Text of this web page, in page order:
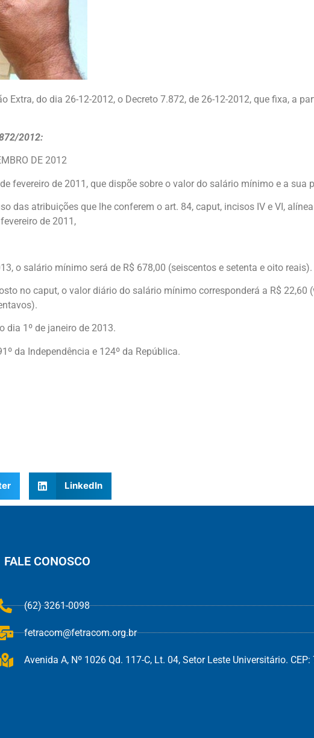
Extra, do dia 26-12-2012, o Decreto 7.872, de 26-12-2012, que fixa, a
2012:
DE 2012
fevereiro de 2011, que dispõe sobre o valor do salário mínimo e a
das atribuições que lhe conferem o art. 84, caput, incisos IV e VI,
de 2011,
o salário mínimo será de R$ 678,00 (seiscentos e setenta e oito reais).
no caput, o valor diário do salário mínimo corresponderá a R$ 22,60
dia 1º de janeiro de 2013.
da Independência e 124º da República.
LinkedIn
FALE CONOSCO
(62) 3261-0098
fetracom@fetracom.org.br
Avenida A, Nº 1026 Qd. 117-C, Lt. 04, Setor Leste Universitário.